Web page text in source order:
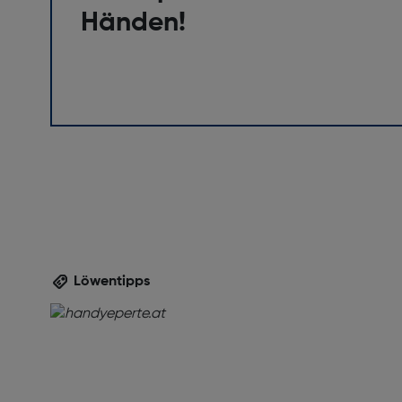
High Dynamic Range Video Unterstützung: Ja
RAM-Speicher [MB]: 3
Kamera
Händen!
Löwentipps